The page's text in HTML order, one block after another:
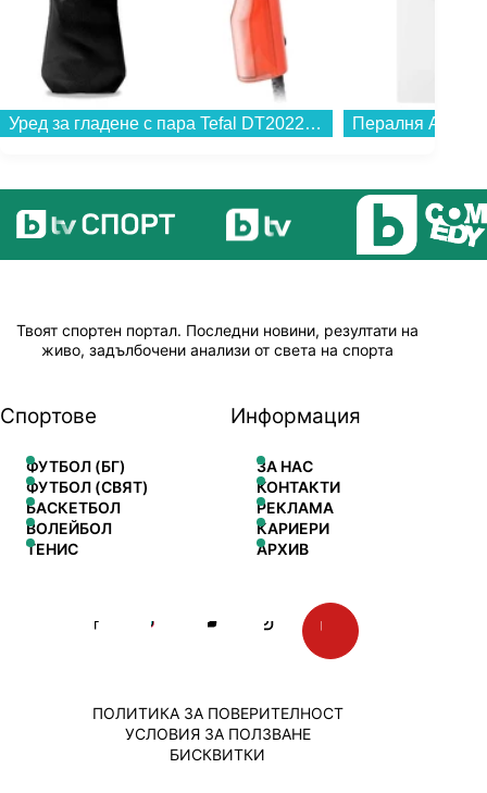
Уред за гладене с пара Tefal DT2022E1...
Твоят спортен портал. Последни новини, резултати на
живо, задълбочени анализи от света на спорта
Спортове
ФУТБОЛ (БГ)
ФУТБОЛ (СВЯТ)
БАСКЕТБОЛ
ВОЛЕЙБОЛ
ТЕНИС
Информация
ЗА НАС
КОНТАКТИ
РЕКЛАМА
КАРИЕРИ
АРХИВ
ПОЛИТИКА ЗА ПОВЕРИТЕЛНОСТ
УСЛОВИЯ ЗА ПОЛЗВАНЕ
БИСКВИТКИ